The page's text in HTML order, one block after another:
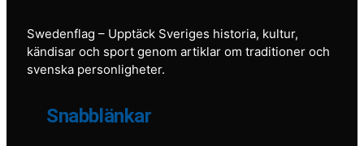
Swedenflag – Upptäck Sveriges historia, kultur,
kändisar och sport genom artiklar om traditioner och
svenska personligheter.
Snabblänkar